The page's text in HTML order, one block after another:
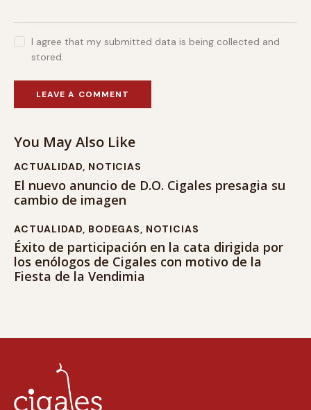
I agree that my submitted data is being collected and
stored.
You May Also Like
ACTUALIDAD, NOTICIAS
El nuevo anuncio de D.O. Cigales presagia su
cambio de imagen
ACTUALIDAD, BODEGAS, NOTICIAS
Éxito de participación en la cata dirigida por
los enólogos de Cigales con motivo de la
Fiesta de la Vendimia